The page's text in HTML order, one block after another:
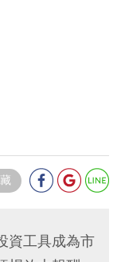
資工具成為市